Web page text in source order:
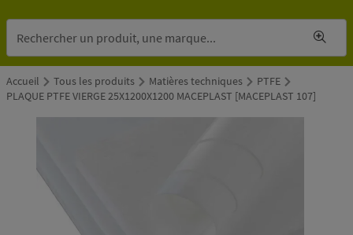
Accueil Tous les produits Matières techniques
PTFE
PLAQUE PTFE VIERGE 25X1200X1200 MACEPLAST [MACEPLAST 107]